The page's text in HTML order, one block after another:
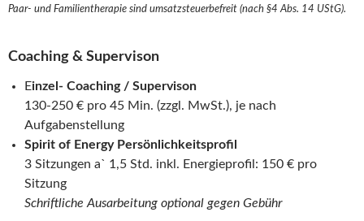
Paar- und Familientherapie sind umsatzsteuerbefreit (nach §4 Abs. 14 UStG).
Coaching & Supervison
Einzel- Coaching / Supervison
130-250 € pro 45 Min. (zzgl. MwSt.), je nach
Aufgabenstellung
Spirit of Energy Persönlichkeitsprofil
3 Sitzungen a` 1,5 Std. inkl. Energieprofil: 150 € pro
Sitzung
Schriftliche Ausarbeitung optional gegen Gebühr